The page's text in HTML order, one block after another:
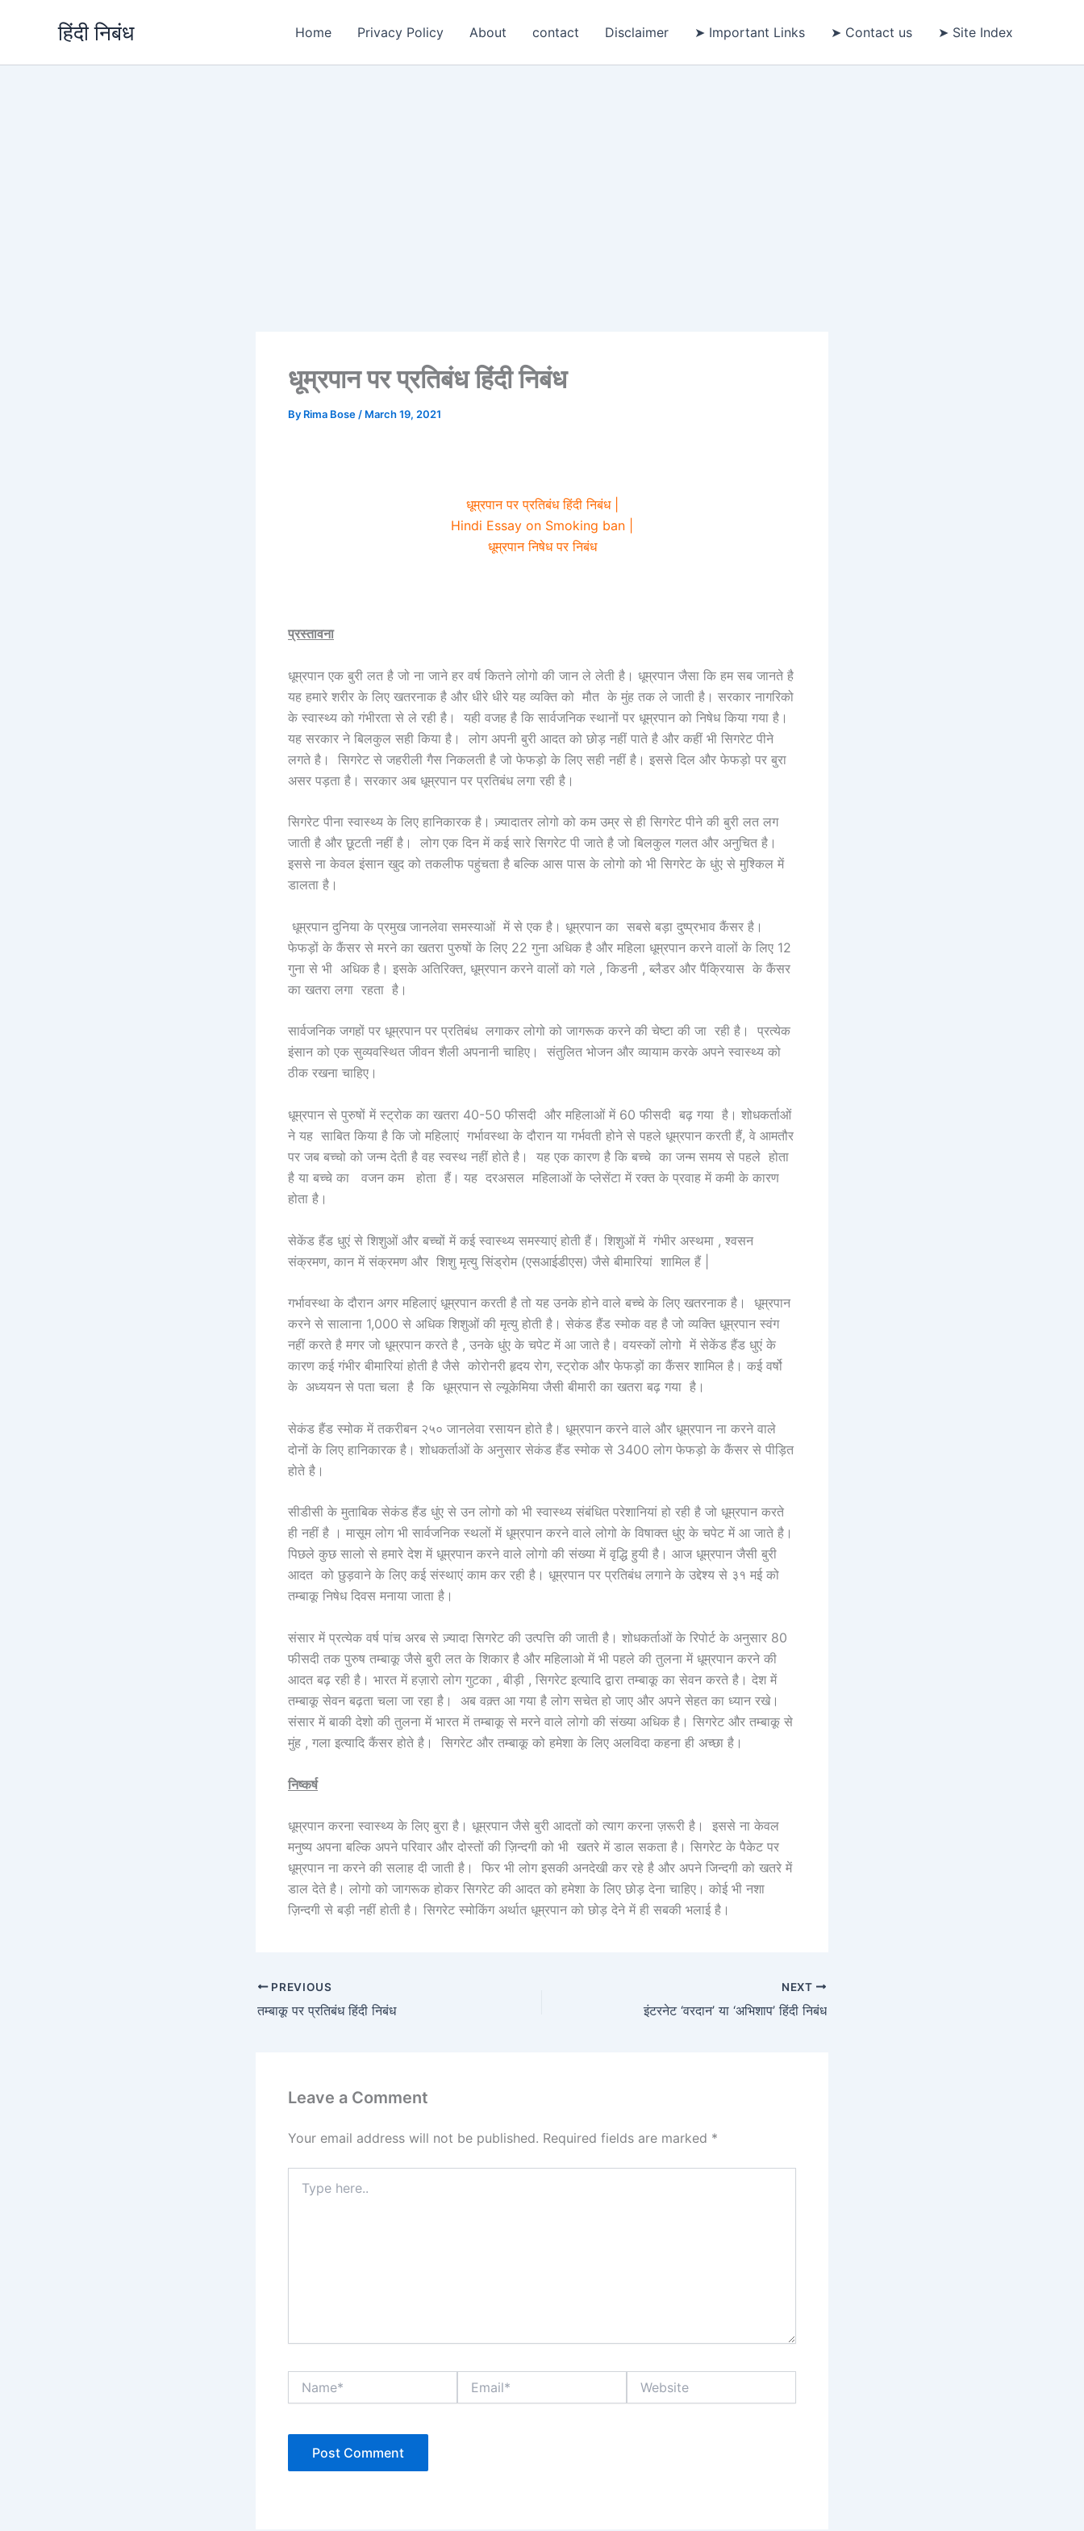
हिंदी निबंध Home Privacy Policy About contact Disclaimer ➤ Important Links ➤ Contact us ➤ Site Index
धूम्रपान पर प्रतिबंध हिंदी निबंध
By Rima Bose / March 19, 2021
धूम्रपान पर प्रतिबंध हिंदी निबंध |
Hindi Essay on Smoking ban |
धूम्रपान निषेध पर निबंध
प्रस्तावना
धूम्रपान एक बुरी लत है जो ना जाने हर वर्ष कितने लोगो की जान ले लेती है। धूम्रपान जैसा कि हम सब जानते है
यह हमारे शरीर के लिए खतरनाक है और धीरे धीरे यह व्यक्ति को मौत के मुंह तक ले जाती है। सरकार नागरिको
के स्वास्थ्य को गंभीरता से ले रही है। यही वजह है कि सार्वजनिक स्थानों पर धूम्रपान को निषेध किया गया है।
यह सरकार ने बिलकुल सही किया है। लोग अपनी बुरी आदत को छोड़ नहीं पाते है और कहीं भी सिगरेट पीने
लगते है। सिगरेट से जहरीली गैस निकलती है जो फेफड़ो के लिए सही नहीं है। इससे दिल और फेफड़ो पर बुरा
असर पड़ता है। सरकार अब धूम्रपान पर प्रतिबंध लगा रही है।
सिगरेट पीना स्वास्थ्य के लिए हानिकारक है। ज़्यादातर लोगो को कम उम्र से ही सिगरेट पीने की बुरी लत लग
जाती है और छूटती नहीं है। लोग एक दिन में कई सारे सिगरेट पी जाते है जो बिलकुल गलत और अनुचित है।
इससे ना केवल इंसान खुद को तकलीफ पहुंचता है बल्कि आस पास के लोगो को भी सिगरेट के धुंए से मुश्किल में
डालता है।
धूम्रपान दुनिया के प्रमुख जानलेवा समस्याओं में से एक है। धूम्रपान का सबसे बड़ा दुष्प्रभाव कैंसर है।
फेफड़ों के कैंसर से मरने का खतरा पुरुषों के लिए 22 गुना अधिक है और महिला धूम्रपान करने वालों के लिए 12
गुना से भी अधिक है। इसके अतिरिक्त, धूम्रपान करने वालों को गले , किडनी , ब्लैडर और पैंक्रियास के कैंसर
का खतरा लगा रहता है।
सार्वजनिक जगहों पर धूम्रपान पर प्रतिबंध लगाकर लोगो को जागरूक करने की चेष्टा की जा रही है। प्रत्येक
इंसान को एक सुव्यवस्थित जीवन शैली अपनानी चाहिए। संतुलित भोजन और व्यायाम करके अपने स्वास्थ्य को
ठीक रखना चाहिए।
धूम्रपान से पुरुषों में स्ट्रोक का खतरा 40-50 फीसदी और महिलाओं में 60 फीसदी बढ़ गया है। शोधकर्ताओं
ने यह साबित किया है कि जो महिलाएं गर्भावस्था के दौरान या गर्भवती होने से पहले धूम्रपान करती हैं, वे आमतौर
पर जब बच्चो को जन्म देती है वह स्वस्थ नहीं होते है। यह एक कारण है कि बच्चे का जन्म समय से पहले होता
है या बच्चे का वजन कम होता हैं। यह दरअसल महिलाओं के प्लेसेंटा में रक्त के प्रवाह में कमी के कारण
होता है।
सेकेंड हैंड धुएं से शिशुओं और बच्चों में कई स्वास्थ्य समस्याएं होती हैं। शिशुओं में गंभीर अस्थमा , श्वसन
संक्रमण, कान में संक्रमण और शिशु मृत्यु सिंड्रोम (एसआईडीएस) जैसे बीमारियां शामिल हैं |
गर्भावस्था के दौरान अगर महिलाएं धूम्रपान करती है तो यह उनके होने वाले बच्चे के लिए खतरनाक है। धूम्रपान
करने से सालाना 1,000 से अधिक शिशुओं की मृत्यु होती है। सेकंड हैंड स्मोक वह है जो व्यक्ति धूम्रपान स्वंग
नहीं करते है मगर जो धूम्रपान करते है , उनके धुंए के चपेट में आ जाते है। वयस्कों लोगो में सेकेंड हैंड धुएं के
कारण कई गंभीर बीमारियां होती है जैसे कोरोनरी हृदय रोग, स्ट्रोक और फेफड़ों का कैंसर शामिल है। कई वर्षो
के अध्ययन से पता चला है कि धूम्रपान से ल्यूकेमिया जैसी बीमारी का खतरा बढ़ गया है।
सेकंड हैंड स्मोक में तकरीबन २५० जानलेवा रसायन होते है। धूम्रपान करने वाले और धूम्रपान ना करने वाले
दोनों के लिए हानिकारक है। शोधकर्ताओं के अनुसार सेकंड हैंड स्मोक से 3400 लोग फेफड़ो के कैंसर से पीड़ित
होते है।
सीडीसी के मुताबिक सेकंड हैंड धुंए से उन लोगो को भी स्वास्थ्य संबंधित परेशानियां हो रही है जो धूम्रपान करते
ही नहीं है । मासूम लोग भी सार्वजनिक स्थलों में धूम्रपान करने वाले लोगो के विषाक्त धुंए के चपेट में आ जाते है।
पिछले कुछ सालो से हमारे देश में धूम्रपान करने वाले लोगो की संख्या में वृद्धि हुयी है। आज धूम्रपान जैसी बुरी
आदत को छुड़वाने के लिए कई संस्थाएं काम कर रही है। धूम्रपान पर प्रतिबंध लगाने के उद्देश्य से ३१ मई को
तम्बाकू निषेध दिवस मनाया जाता है।
संसार में प्रत्येक वर्ष पांच अरब से ज़्यादा सिगरेट की उत्पत्ति की जाती है। शोधकर्ताओं के रिपोर्ट के अनुसार 80
फीसदी तक पुरुष तम्बाकू जैसे बुरी लत के शिकार है और महिलाओ में भी पहले की तुलना में धूम्रपान करने की
आदत बढ़ रही है। भारत में हज़ारो लोग गुटका , बीड़ी , सिगरेट इत्यादि द्वारा तम्बाकू का सेवन करते है। देश में
तम्बाकू सेवन बढ़ता चला जा रहा है। अब वक़्त आ गया है लोग सचेत हो जाए और अपने सेहत का ध्यान रखे।
संसार में बाकी देशो की तुलना में भारत में तम्बाकू से मरने वाले लोगो की संख्या अधिक है। सिगरेट और तम्बाकू से
मुंह , गला इत्यादि कैंसर होते है। सिगरेट और तम्बाकू को हमेशा के लिए अलविदा कहना ही अच्छा है।
निष्कर्ष
धूम्रपान करना स्वास्थ्य के लिए बुरा है। धूम्रपान जैसे बुरी आदतों को त्याग करना ज़रूरी है। इससे ना केवल
मनुष्य अपना बल्कि अपने परिवार और दोस्तों की ज़िन्दगी को भी खतरे में डाल सकता है। सिगरेट के पैकेट पर
धूम्रपान ना करने की सलाह दी जाती है। फिर भी लोग इसकी अनदेखी कर रहे है और अपने जिन्दगी को खतरे में
डाल देते है। लोगो को जागरूक होकर सिगरेट की आदत को हमेशा के लिए छोड़ देना चाहिए। कोई भी नशा
ज़िन्दगी से बड़ी नहीं होती है। सिगरेट स्मोकिंग अर्थात धूम्रपान को छोड़ देने में ही सबकी भलाई है।
PREVIOUS
तम्बाकू पर प्रतिबंध हिंदी निबंध
NEXT
इंटरनेट ‘वरदान’ या ‘अभिशाप’ हिंदी निबंध
Leave a Comment
Your email address will not be published. Required fields are marked *
here..